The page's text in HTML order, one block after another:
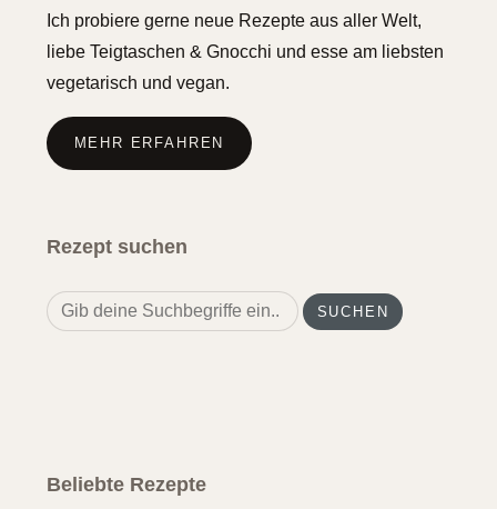
Ich probiere gerne neue Rezepte aus aller Welt,
liebe Teigtaschen & Gnocchi und esse am liebsten
vegetarisch und vegan.
MEHR ERFAHREN
Rezept suchen
Search
for:
Beliebte Rezepte